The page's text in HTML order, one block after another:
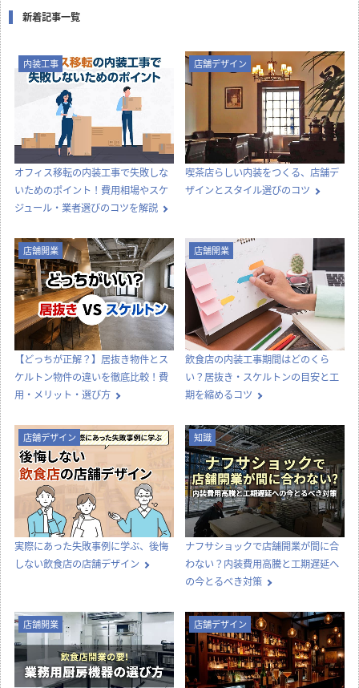
新着記事一覧
内装工事
オフィス移転の内装工事で失敗しな
いためのポイント！費用相場やスケ
ジュール・業者選びのコツを解説
店舗デザイン
喫茶店らしい内装をつくる、店舗デ
ザインとスタイル選びのコツ
店舗開業
【どっちが正解？】居抜き物件とス
ケルトン物件の違いを徹底比較！費
用・メリット・選び方
店舗開業
飲食店の内装工事期間はどのくら
い？居抜き・スケルトンの目安と工
期を縮めるコツ
店舗デザイン
実際にあった失敗事例に学ぶ、後悔
しない飲食店の店舗デザイン
知識
ナフサショックで店舗開業が間に合
わない？内装費用高騰と工期遅延へ
の今とるべき対策
店舗開業 店舗デザイン